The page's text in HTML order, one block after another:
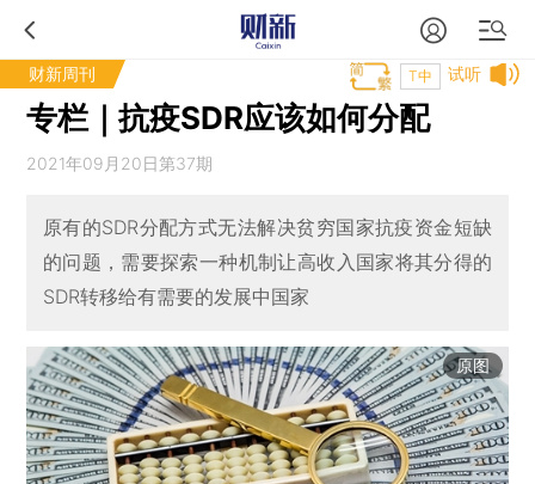
财新周刊 试听
T中
专栏｜抗疫SDR应该如何分配
2021年09月20日第37期
原有的SDR分配方式无法解决贫穷国家抗疫资金短缺
的问题，需要探索一种机制让高收入国家将其分得的
SDR转移给有需要的发展中国家
原图